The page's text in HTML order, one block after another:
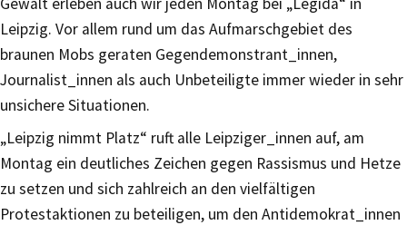
Leipzig. Vor allem rund um das Aufmarschgebiet des
braunen Mobs geraten Gegendemonstrant_innen,
Journalist_innen als auch Unbeteiligte immer wieder in sehr
unsichere Situationen.
„Leipzig nimmt Platz“ ruft alle Leipziger_innen auf, am
Montag ein deutliches Zeichen gegen Rassismus und Hetze
zu setzen und sich zahlreich an den vielfältigen
Protestaktionen zu beteiligen, um den Antidemokrat_innen